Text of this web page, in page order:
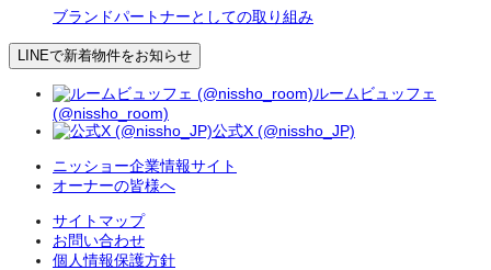
ブランドパートナーとしての取り組み
LINEで新着物件をお知らせ
ルームビュッフェ
(@nissho_room)
公式X (@nissho_JP)
ニッショー企業情報サイト
オーナーの皆様へ
サイトマップ
お問い合わせ
個人情報保護方針